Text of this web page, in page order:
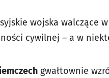
wojska walczące
cywilnej – a w
gwałtownie